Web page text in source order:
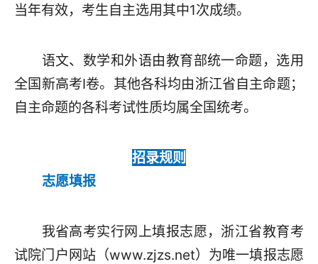
当年有效，考生自主选用其中1次成绩。
语文、数学和外语由教育部统一命题，选用
全国新高考Ⅰ卷。其他各科均由浙江省自主命题；
自主命题的各科考试性质均属全国统考。
招录规则
志愿填报
我省高考实行网上填报志愿，浙江省教育考
试院门户网站（www.zjzs.net）为唯一填报志愿